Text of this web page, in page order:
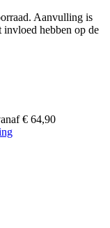
Aanvulling is
hebben op de
€ 64,90